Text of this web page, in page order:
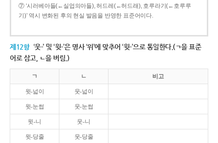
⑦ ‘시러베아들(←실업의아들), 허드레(←허드래), 호루라기(←호루루
기)’ 역시 변화된 후의 현실 발음을 반영한 표준어이다.
제12항 ‘웃-’ 및 ‘윗-’은 명사 ‘위’에 맞추어 ‘윗-’으로 통일한다.(ㄱ을 표준
어로 삼고, ㄴ을 버림.)
ㄱ ㄴ 비고
윗-넓이 웃-넓이
윗-눈썹 웃-눈썹
윗-니 웃-니
윗-당줄 웃-당줄